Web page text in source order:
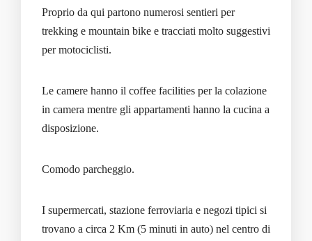
Proprio da qui partono numerosi sentieri per
trekking e mountain bike e tracciati molto suggestivi
per motociclisti.
Le camere hanno il coffee facilities per la colazione
in camera mentre gli appartamenti hanno la cucina a
disposizione.
Comodo parcheggio.
I supermercati, stazione ferroviaria e negozi tipici si
trovano a circa 2 Km (5 minuti in auto) nel centro di